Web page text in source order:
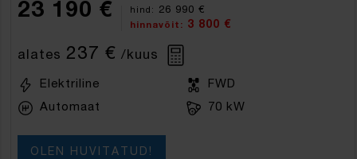
23 190 € hind: 26 990 €
hinnavõit: 3 800 €
alates 237 € /kuus
Elektriline
FWD
Automaat
70 kW
OLEN HUVITATUD!